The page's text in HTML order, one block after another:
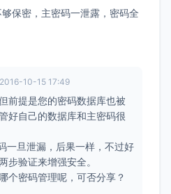
保密，主密码一泄露，密码全
2016-10-15 17:49
前提是您的密码数据库也被
好自己的数据库和主密码很
一旦泄漏，后果一样，不过好
步验证来增强安全。
个密码管理呢，可否分享？